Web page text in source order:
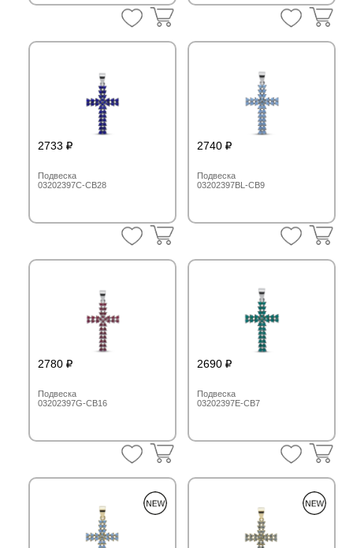
2740
Подвеска
03202397BL-CB9
2733
Подвеска
03202397C-CB28
2690
Подвеска
03202397E-CB7
2780
Подвеска
03202397G-CB16